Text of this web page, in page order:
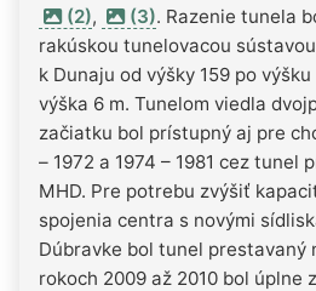
(2), (3). Razenie tunela
rakúskou tunelovacou
k Dunaju od výšky 159 po
výška 6 m. Tunelom viedla
začiatku bol prístupný aj pre
– 1972 a 1974 – 1981 cez tunel
MHD. Pre potrebu zvýšiť
spojenia centra s novými
Dúbravke bol tunel prestavaný
rokoch 2009 až 2010 bol úplne